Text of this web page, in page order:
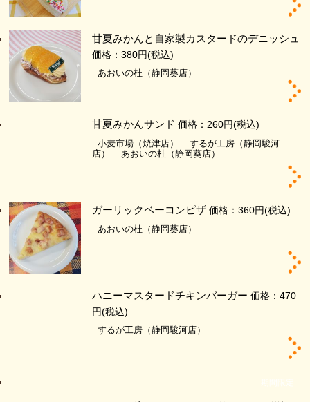
甘夏みかんと自家製カスタードのデニッシュ
価格：380円(税込)
あおいの杜（静岡葵店）
甘夏みかんサンド 価格：260円(税込)
小麦市場（焼津店）
するが工房（静岡駿河
店）
あおいの杜（静岡葵店）
ガーリックベーコンピザ 価格：360円(税込)
あおいの杜（静岡葵店）
ハニーマスタードチキンバーガー 価格：470
円(税込)
するが工房（静岡駿河店）